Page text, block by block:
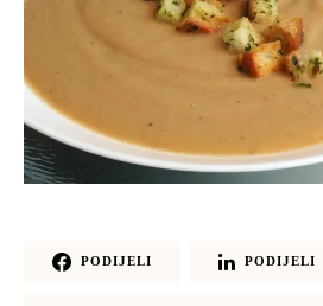
PODIJELI PODIJELI